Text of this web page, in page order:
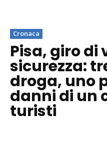
Cronaca
Pisa, giro di
sicurezza:
droga, uno
danni di un
turisti